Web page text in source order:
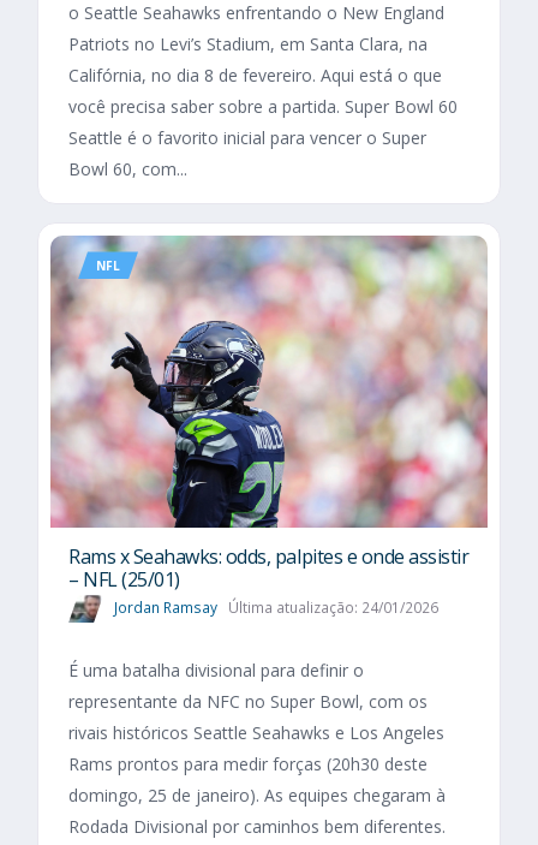
o Seattle Seahawks enfrentando o New England
Patriots no Levi’s Stadium, em Santa Clara, na
Califórnia, no dia 8 de fevereiro. Aqui está o que
você precisa saber sobre a partida. Super Bowl 60
Seattle é o favorito inicial para vencer o Super
Bowl 60, com...
NFL
Rams x Seahawks: odds, palpites e onde assistir
– NFL (25/01)
Jordan Ramsay Última atualização: 24/01/2026
É uma batalha divisional para definir o
representante da NFC no Super Bowl, com os
rivais históricos Seattle Seahawks e Los Angeles
Rams prontos para medir forças (20h30 deste
domingo, 25 de janeiro). As equipes chegaram à
Rodada Divisional por caminhos bem diferentes.